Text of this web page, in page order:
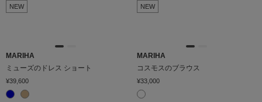
NEW NEW
MARIHA
ミューズのドレス ショート
¥39,600
MARIHA
コスモスのブラウス
¥33,000